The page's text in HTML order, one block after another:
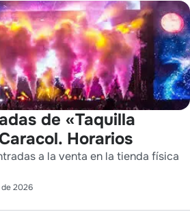
de «Taquilla
Horarios
a la venta en la tienda física
2026